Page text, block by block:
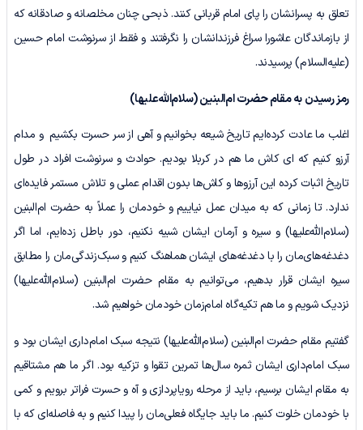
تعلق به پسرانشان را پای امام قربانی کنند. ذبحی چنان مخلصانه و صادقانه که
از بازماندگان عاشورا سراغ فرزندانشان را نگرفتند و فقط از سرنوشت امام حسین
(علیه‌السلام) ‌پرسیدند.
رمز رسیدن به مقام حضرت ام‌البنین(سلام‌الله‌‌علیها)
اغلب ما عادت کرده‌ایم تاریخ شیعه بخوانیم و آهی از سر حسرت بکشیم و مدام
آرزو کنیم که ای کاش ما هم در کربلا بودیم. حوادث و سرنوشت افراد در طول
تاریخ اثبات کرده این آرزوها و کاش‌ها بدون اقدام عملی و تلاش مستمر فایده‌ای
ندارد. تا زمانی که به میدان عمل نیاییم و خودمان را عملاً به حضرت ام‌البنین
(سلام‌الله‌علیها) و سیره و آرمان ایشان شبیه نکنیم، دور باطل زده‌ایم، اما اگر
دغدغه‌های‌مان را با دغدغه‌های ایشان هماهنگ کنیم و سبک‌زندگی‌مان را مطابق
سیره ایشان قرار بدهیم، می‌توانیم به مقام حضرت ام‌البنین (سلام‌الله‌علیها)
نزدیک شویم و ما هم تکیه‌گاه امام‌زمان خودمان خواهیم شد.
گفتیم مقام حضرت ام‌البنین (سلام‌الله‌علیها) نتیجه سبک امام‌داری ایشان بود و
سبک امام‌داری ایشان ثمره سال‌ها تمرین تقوا و تزکیه بود. اگر ما هم مشتاقیم
به مقام ایشان برسیم، باید از مرحله رویاپردازی و آه و حسرت فراتر برویم و کمی
با خودمان خلوت کنیم. ما باید جایگاه فعلی‌مان را پیدا کنیم و به فاصله‌ای که با